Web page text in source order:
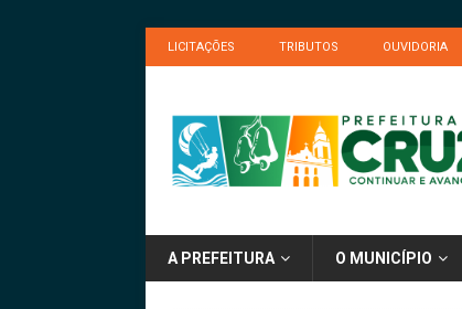
LICITAÇÕES TRIBUTOS OUVIDORIA
A PREFEITURA O MUNICÍPIO